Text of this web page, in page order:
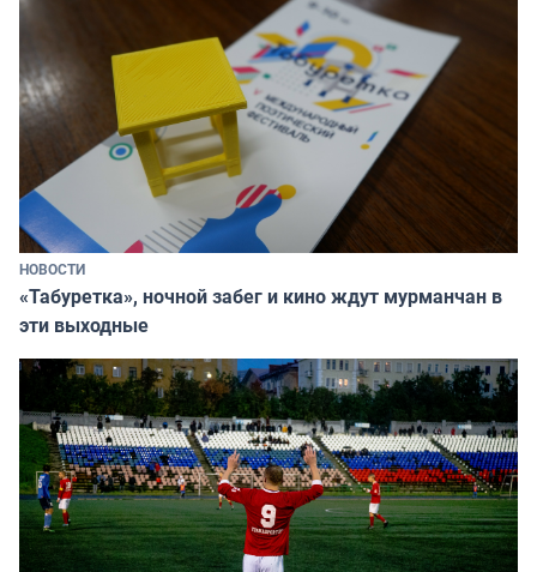
НОВОСТИ
«Табуретка», ночной забег и кино ждут мурманчан в
эти выходные